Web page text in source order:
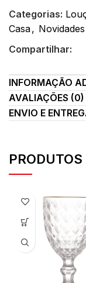
Categorias:
Casa, Novidades
Compartilhar:
INFORMAÇÃO
AVALIAÇÕES (0)
ENVIO E